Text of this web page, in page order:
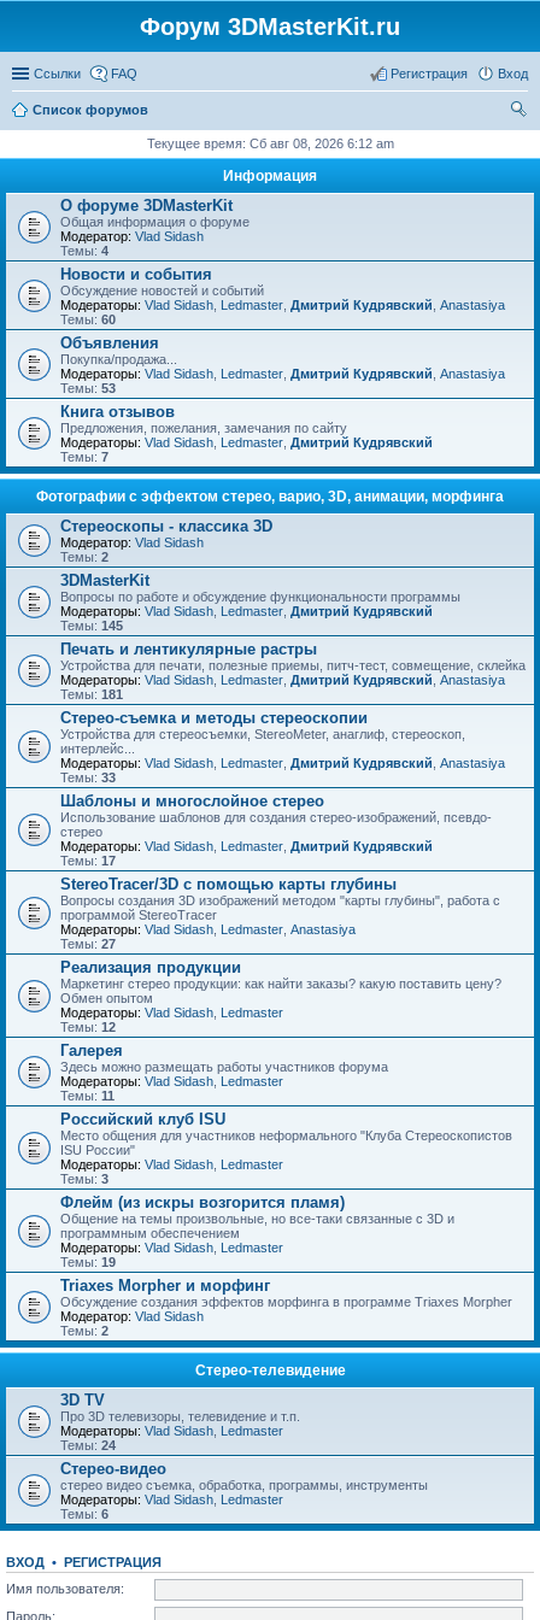
Форум 3DMasterKit.ru
Ссылки FAQ Вход
Регистрация
Список форумов
Текущее время: Сб авг 08, 2026 6:12 am
Информация
О форуме 3DMasterKit
Общая информация о форуме
Модератор: Vlad Sidash
Темы: 4
Новости и события
Обсуждение новостей и событий
Модераторы: Vlad Sidash Ledmaster Дмитрий Кудрявский Anastasiya
Темы: 60
Объявления
Покупка/продажа...
Модераторы: Vlad Sidash Ledmaster Дмитрий Кудрявский Anastasiya
Темы: 53
Книга отзывов
Предложения, пожелания, замечания по сайту
Модераторы: Vlad Sidash Ledmaster Дмитрий Кудрявский
Темы: 7
Фотографии с эффектом стерео, варио, 3D, анимации, морфинга
Стереоскопы - классика 3D
Модератор: Vlad Sidash
Темы: 2
3DMasterKit
Вопросы по работе и обсуждение функциональности программы
Модераторы: Vlad Sidash Ledmaster Дмитрий Кудрявский
Темы: 145
Печать и лентикулярные растры
Устройства для печати, полезные приемы, питч-тест, совмещение, склейка
Модераторы: Vlad Sidash Ledmaster Дмитрий Кудрявский Anastasiya
Темы: 181
Стерео-съемка и методы стереоскопии
Устройства для стереосъемки, StereoMeter, анаглиф, стереоскоп,
интерлейс...
Модераторы: Vlad Sidash Ledmaster Дмитрий Кудрявский Anastasiya
Темы: 33
Шаблоны и многослойное стерео
Использование шаблонов для создания стерео-изображений, псевдо-
стерео
Модераторы: Vlad Sidash Ledmaster Дмитрий Кудрявский
Темы: 17
StereoTracer/3D с помощью карты глубины
Вопросы создания 3D изображений методом "карты глубины", работа с
программой StereoTracer
Модераторы: Vlad Sidash Ledmaster Anastasiya
Темы: 27
Реализация продукции
Маркетинг стерео продукции: как найти заказы? какую поставить цену?
Обмен опытом
Модераторы: Vlad Sidash Ledmaster
Темы: 12
Галерея
Здесь можно размещать работы участников форума
Модераторы: Vlad Sidash Ledmaster
Темы: 11
Российский клуб ISU
Место общения для участников неформального "Клуба Стереоскопистов
ISU России"
Модераторы: Vlad Sidash Ledmaster
Темы: 3
Флейм (из искры возгорится пламя)
Общение на темы произвольные, но все-таки связанные с 3D и
программным обеспечением
Модераторы: Vlad Sidash Ledmaster
Темы: 19
Triaxes Morpher и морфинг
Обсуждение создания эффектов морфинга в программе Triaxes Morpher
Модератор: Vlad Sidash
Темы: 2
Стерео-телевидение
3D TV
Про 3D телевизоры, телевидение и т.п.
Модераторы: Vlad Sidash Ledmaster
Темы: 24
Стерео-видео
стерео видео съемка, обработка, программы, инструменты
Модераторы: Vlad Sidash Ledmaster
Темы: 6
ВХОД • РЕГИСТРАЦИЯ
Имя пользователя:
Пароль: